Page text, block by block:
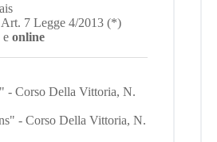
7 Legge 4/2013 (*)
eonline
- Corso Della Vittoria, N.
- Corso Della Vittoria, N.